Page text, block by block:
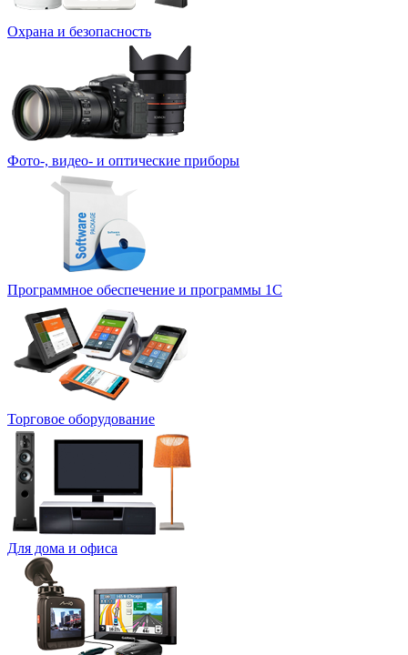
Охрана и безопасность
Фото-, видео- и оптические приборы
Программное обеспечение и программы 1С
Торговое оборудование
Для дома и офиса